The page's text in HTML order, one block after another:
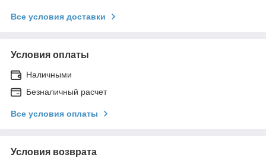
Все условия доставки
Условия оплаты
Наличными
Безналичный расчет
Все условия оплаты
Условия возврата